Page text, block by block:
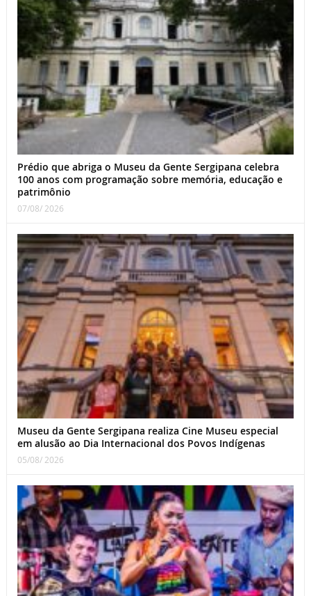
Prédio que abriga o Museu da Gente Sergipana celebra
100 anos com programação sobre memória, educação e
patrimônio
07/08/ 2026
Museu da Gente Sergipana realiza Cine Museu especial
em alusão ao Dia Internacional dos Povos Indígenas
05/08/ 2026